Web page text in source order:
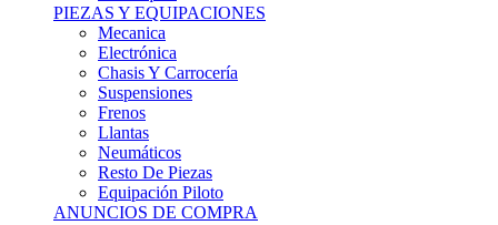
PIEZAS Y EQUIPACIONES
Mecanica
Electrónica
Chasis Y Carrocería
Suspensiones
Frenos
Llantas
Neumáticos
Resto De Piezas
Equipación Piloto
ANUNCIOS DE COMPRA